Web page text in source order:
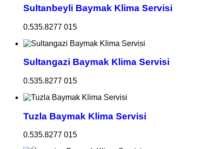
Sultanbeyli Baymak Klima Servisi
0.535.8277 015
Sultangazi Baymak Klima Servisi
0.535.8277 015
Tuzla Baymak Klima Servisi
0.535.8277 015